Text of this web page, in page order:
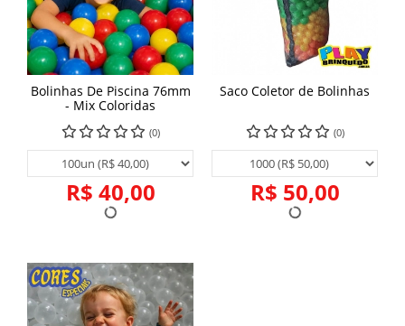
Bolinhas De Piscina 76mm
- Mix Coloridas
(0)
R$ 40,00
Saco Coletor de Bolinhas
(0)
R$ 50,00